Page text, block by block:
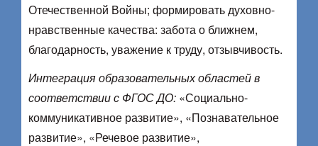
Отечественной Войны; формировать духовно-
нравственные качества: забота о ближнем,
благодарность, уважение к труду, отзывчивость.
Интеграция образовательных областей в
соответствии с ФГОС ДО: «Социально-
коммуникативное развитие», «Познавательное
развитие», «Речевое развитие»,